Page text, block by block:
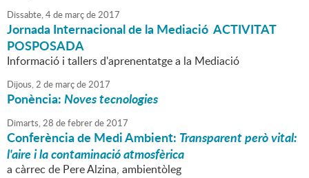
Dissabte,4de marçde2017
Jornada Internacional de la Mediació ACTIVITAT
POSPOSADA
Informació i tallers d'aprenentatge a la Mediació
Dijous,2 de marçde2017
Ponència:Noves tecnologies
Dimarts,28 defebrerde2017
Conferència de Medi Ambient: Transparent però vital:
l'aire i la contaminació atmosfèrica
a càrrec de Pere Alzina, ambientòleg